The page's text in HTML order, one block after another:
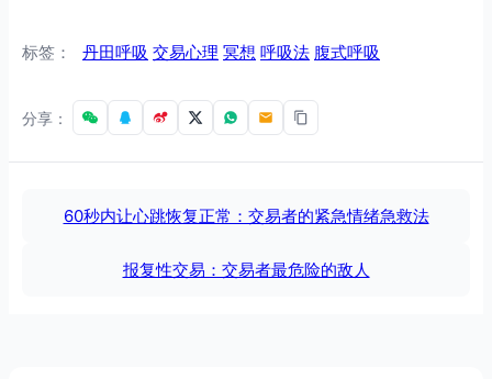
标签： 丹田呼吸 交易心理 冥想 呼吸法 腹式呼吸
分享：
60秒内让心跳恢复正常：交易者的紧急情绪急救法
报复性交易：交易者最危险的敌人